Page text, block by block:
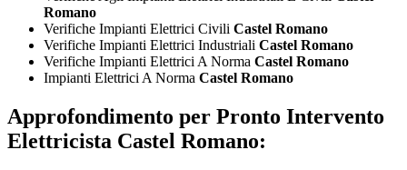
Romano
Verifiche Impianti Elettrici Civili Castel Romano
Verifiche Impianti Elettrici Industriali Castel Romano
Verifiche Impianti Elettrici A Norma Castel Romano
Impianti Elettrici A Norma Castel Romano
Approfondimento per Pronto Intervento
Elettricista Castel Romano: